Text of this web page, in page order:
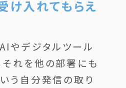
け入れてもらえ
やデジタルツール
それを他の部署にも
う自分発信の取り